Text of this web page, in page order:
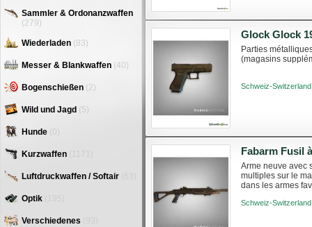
Parties
(magasins
Schweiz-
Arme neuve avec
multiples sur le
dans les armes
Schweiz-
Sammler & Ordonanzwaffen
(279)
Wiederladen (83)
Messer & Blankwaffen (40)
Bogenschießen (2)
Wild und Jagd (5)
Hunde (0)
Kurzwaffen
Luftdruckwaffen / Softair
Optik
Verschiedenes